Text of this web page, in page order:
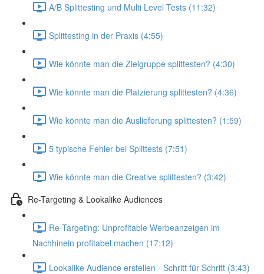
A/B Splittesting und Multi Level Tests (11:32)
Splittesting in der Praxis (4:55)
Wie könnte man die Zielgruppe splittesten? (4:30)
Wie könnte man die Platzierung splittesten? (4:36)
Wie könnte man die Auslieferung splittesten? (1:59)
5 typische Fehler bei Splittests (7:51)
Wie könnte man die Creative splittesten? (3:42)
Re-Targeting & Lookalike Audiences
Re-Targeting: Unprofitable Werbeanzeigen im
Nachhinein profitabel machen (17:12)
Lookalike Audience erstellen - Schritt für Schritt (3:43)